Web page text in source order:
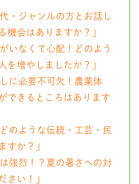
・ジャンルの方とお話し
機会はありますか？」
いなくて心配！どのよう
を増やしましたか？」
に必要不可欠！農業体
できるところはあります
のような伝統・工芸・民
すか？」
強烈！？夏の暑さへの対
さい！」